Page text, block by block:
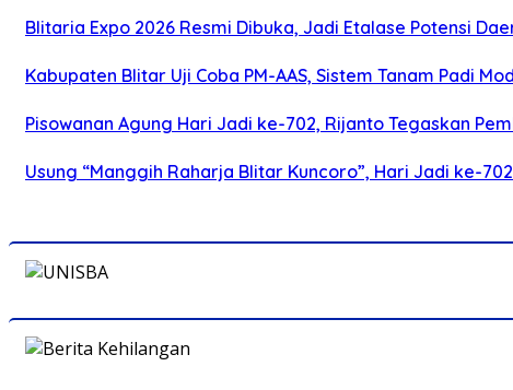
Blitaria Expo 2026 Resmi Dibuka, Jadi Etalase Potensi
Kabupaten Blitar Uji Coba PM-AAS, Sistem Tanam Padi
Pisowanan Agung Hari Jadi ke-702, Rijanto Tegaskan
Usung “Manggih Raharja Blitar Kuncoro”, Hari Jadi ke-